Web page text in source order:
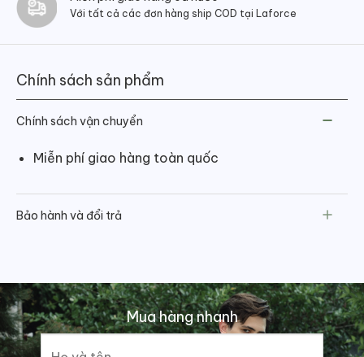
Với tất cả các đơn hàng ship COD tại Laforce
Chính sách sản phẩm
Chính sách vận chuyển
Miễn phí giao hàng toàn quốc
Bảo hành và đổi trả
Mua hàng nhanh